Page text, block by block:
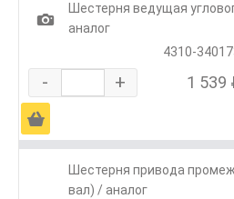
1
Шестерня ведущая
аналог
4310-
- + 1 539
Ä
Шестерня привода
вал) / аналог